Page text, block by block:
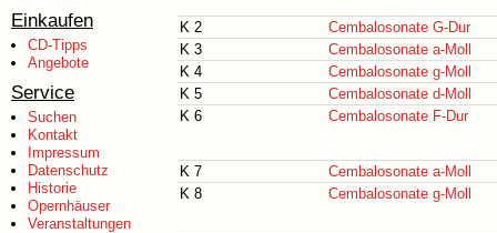
Einkaufen
CD-Tipps
Angebote
Service
Suchen
Kontakt
Impressum
Datenschutz
Historie
Opernhäuser
Veranstaltungen
K 2
Cembalosonate G-Dur
K 3
Cembalosonate a-Moll
K 4
Cembalosonate g-Moll
K 5
Cembalosonate d-Moll
K 6
Cembalosonate F-Dur
K 7
Cembalosonate a-Moll
K 8
Cembalosonate g-Moll